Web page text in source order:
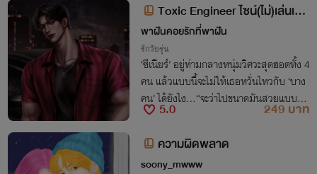
Toxic Engineer ไซน์(ไม่)เล่นเพื่
อน
พาฝันคอยรักที่พาฝัน
รักวัยรุ่น
‘ซีเนียร์’ อยู่ท่ามกลางหนุ่มวิศวะสุดฮอตทั้ง 4
คน แล้วแบบนี้จะไม่ให้เธอหวั่นไหวกับ ‘บาง
คน’ ได้ยังไง...“จะว่าไปขนาดมันสวยแบบนี้
ตั้งแต่เป็นเพื่อนมันมากูไม่เคยเห็นมันมีผัวสั
วะ?”
5.0
249 บาท
ความผิดพลาด
soony_mwww